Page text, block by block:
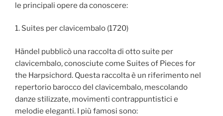
le principali opere da conoscere:
1. Suites per clavicembalo (1720)
Händel pubblicò una raccolta di otto suite per
clavicembalo, conosciute come Suites of Pieces for
the Harpsichord. Questa raccolta è un riferimento nel
repertorio barocco del clavicembalo, mescolando
danze stilizzate, movimenti contrappuntistici e
melodie eleganti. I più famosi sono: